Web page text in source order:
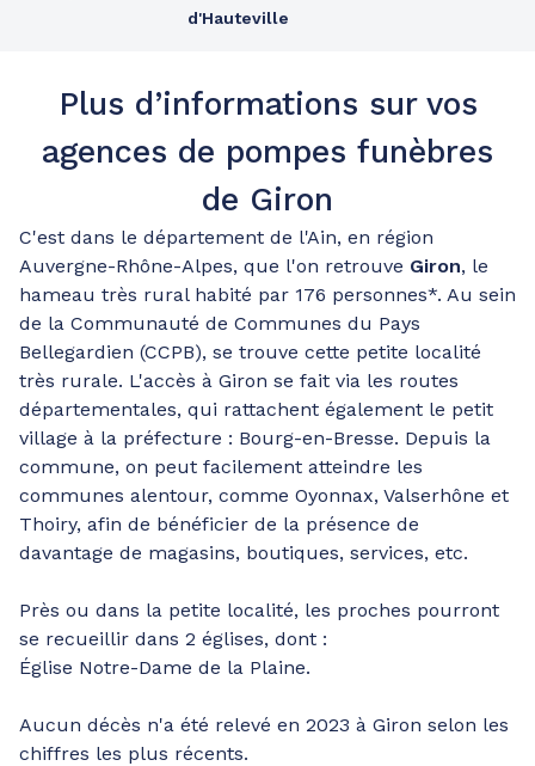
d'Hauteville
Plus d’informations sur vos
agences de pompes funèbres
de Giron
C'est dans le département de l'Ain, en région
Auvergne-Rhône-Alpes, que l'on retrouve Giron, le
hameau très rural habité par 176 personnes*. Au sein
de la Communauté de Communes du Pays
Bellegardien (CCPB), se trouve cette petite localité
très rurale. L'accès à Giron se fait via les routes
départementales, qui rattachent également le petit
village à la préfecture : Bourg-en-Bresse. Depuis la
commune, on peut facilement atteindre les
communes alentour, comme Oyonnax, Valserhône et
Thoiry, afin de bénéficier de la présence de
davantage de magasins, boutiques, services, etc.
Près ou dans la petite localité, les proches pourront
se recueillir dans 2 églises, dont :
Église Notre-Dame de la Plaine.
Aucun décès n'a été relevé en 2023 à Giron selon les
chiffres les plus récents.